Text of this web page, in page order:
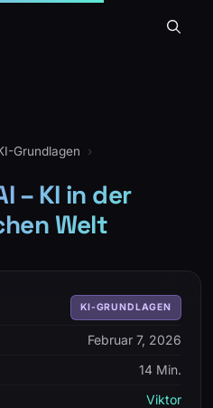
Grundlagen ›
– KI in der
Welt
KI-GRUNDLAGEN
Februar 7, 2026
14 Min.
Viktor